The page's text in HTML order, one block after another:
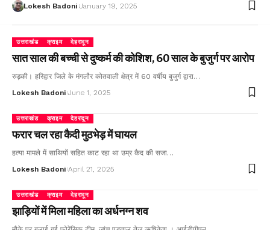
Lokesh Badoni January 19, 2025
उत्तराखंड क्राइम देहरादून
सात साल की बच्ची से दुष्कर्म की कोशिश, 60 साल के बुजुर्ग पर आरोप
रुड़की। हरिद्वार जिले के मंगलौर कोतवाली क्षेत्र में 60 वर्षीय बुजुर्ग द्वारा…
Lokesh Badoni June 1, 2025
उत्तराखंड क्राइम देहरादून
फरार चल रहा कैदी मुठभेड़ में घायल
हत्या मामले में साथियों सहित काट रहा था उम्र कैद की सजा…
Lokesh Badoni April 21, 2025
उत्तराखंड क्राइम देहरादून
झाड़ियों में मिला महिला का अर्धनग्न शव